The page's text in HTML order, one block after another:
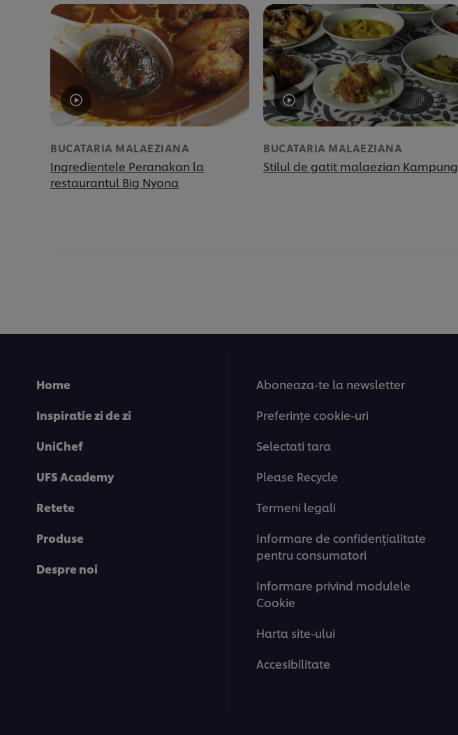
BUCATARIA MALAEZIANA
Ingredientele Peranakan la
restaurantul Big Nyona
BUCATARIA MALAEZIANA
Stilul de gatit malaezian Kampung
Home
Inspiratie zi de zi
UniChef
UFS Academy
Retete
Produse
Despre noi
Aboneaza-te la newsletter
Preferințe cookie-uri
Selectati tara
Please Recycle
Termeni legali
Informare de confidenţialitate
pentru consumatori
Informare privind modulele
Cookie
Harta site-ului
Accesibilitate